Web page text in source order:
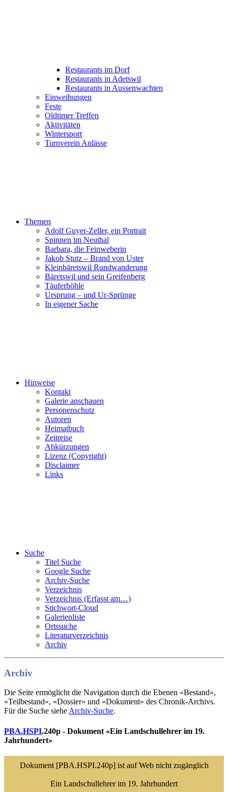
Restaurants im Dorf
Restaurants in Adetswil
Restaurants in Aussenwachten
Einweihungen
Feste
Oldtimer Treffen
Aktivitäten
Wintersport
Turnverein Anlässe
Themen
Adolf Guyer-Zeller, ein Portrait
Spinnen im Neuthal
Barbara, die Feinweberin
Jakob Stutz – Brand von Uster
Kleinbäretswil Rundwanderung
Bäretswil und sein Greifenberg
Täuferhöhle
Ursprung – und Ur-Sprünge
In eigener Sache
Hinweise
Kontakt
Galerie anschauen
Personenschutz
Autoren
Heimatbuch
Zeitreise
Abkürzungen
Lizenz (Copyright)
Disclaimer
Links
Suche
Titel Suche
Google Suche
Archiv-Suche
Verzeichnis
Verzeichnis (Erfasst am…)
Stichwort-Cloud
Galerienliste
Ortssuche
Literaturverzeichnis
Archiv
Archiv
Die Seite ermöglicht die Navigation durch die Ebenen «Bestand»,
«Teilbestand», «Dossier» und «Dokument» des Chronik-Archivs.
Für die Suche sieheArchiv-Suche.
PBA.HSPI.240p - Dokument «Ein Landschullehrer im 19.
Jahrhundert»
Dokument [PBA.HSPI.240p] ist auf Web nicht zugänglich
Ein Landschullehrer im 19. Jahrhundert